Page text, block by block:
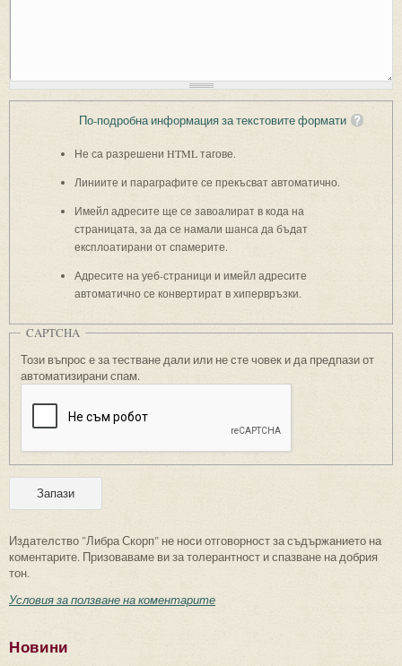
По-подробна информация за текстовите формати
Не са разрешени HTML тагове.
Линиите и параграфите се прекъсват автоматично.
Имейл адресите ще се завоалират в кода на
страницата, за да се намали шанса да бъдат
експлоатирани от спамерите.
Адресите на уеб-страници и имейл адресите
автоматично се конвертират в хипервръзки.
CAPTCHA
Този въпрос е за тестване дали или не сте човек и да предпази от
автоматизирани спам.
Издателство "Либра Скорп" не носи отговорност за съдържанието на
коментарите. Призоваваме ви за толерантност и спазване на добрия
тон.
Условия за ползване на коментарите
Новини